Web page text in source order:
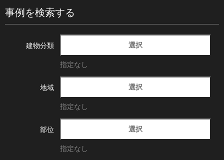
事例を検索する
建物分類 選択
指定なし
地域 選択
指定なし
部位 選択
指定なし